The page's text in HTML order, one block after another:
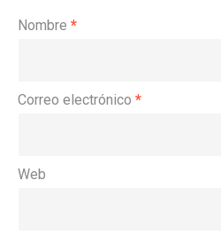
Nombre *
Correo electrónico *
Web